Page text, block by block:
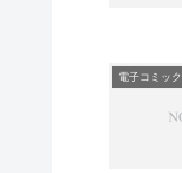
電子コミック